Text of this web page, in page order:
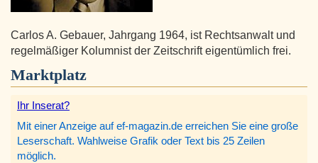
Carlos A. Gebauer, Jahrgang 1964, ist Rechtsanwalt und
regelmäßiger Kolumnist der Zeitschrift eigentümlich frei.
Marktplatz
Ihr Inserat?
Mit einer Anzeige auf ef-magazin.de erreichen Sie eine große
Leserschaft. Wahlweise Grafik oder Text bis 25 Zeilen
möglich.